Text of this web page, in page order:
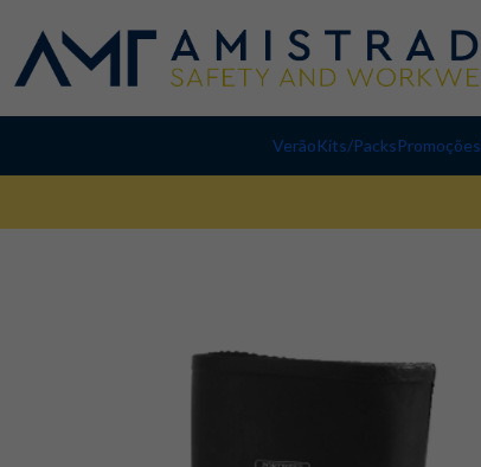
VerãoKits/PacksPromoções